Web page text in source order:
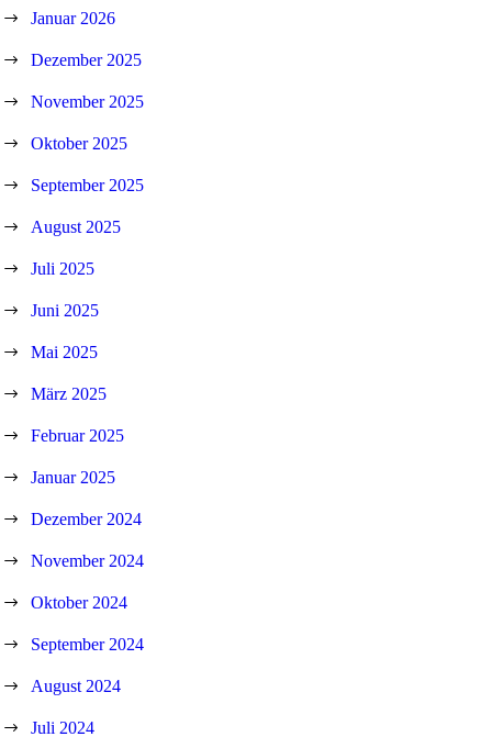
Januar 2026
Dezember 2025
November 2025
Oktober 2025
September 2025
August 2025
Juli 2025
Juni 2025
Mai 2025
März 2025
Februar 2025
Januar 2025
Dezember 2024
November 2024
Oktober 2024
September 2024
August 2024
Juli 2024